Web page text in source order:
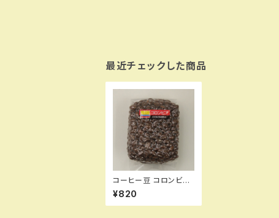
最近チェックした商品
コーヒー豆 コロンビア
200g
¥820